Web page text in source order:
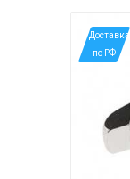
*Доставка
по РФ